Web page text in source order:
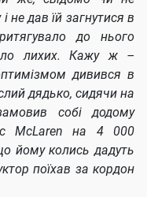
не дав їй загнутися в
до нього
лихих. Кажу ж –
дивився в
дядько, сидячи на
собі додому
McLaren на 4 000
йому колись дадуть
поїхав за кордон